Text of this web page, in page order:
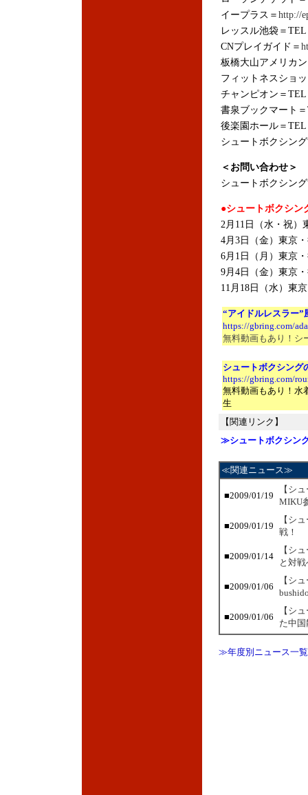
イープラス＝ http://
レッスル池袋＝TEL
CNプレイガイド＝
板橋大山アメリカ
フィットネスショ
チャンピオン＝TEL
書泉ブックマート
後楽園ホール＝TEL
シュートボクシン
＜お問い合わせ＞
シュートボクシン
●シュートボクシン
2月11日（水・祝）
4月3日（金）東京
6月1日（月）東京
9月4日（金）東京
11月18日（水）東
“アイドルレスラー”
https://gbring.com/
無料動画もあり！シ
シュートボクシング
https://gbring.com/
無料動画もあり！水
生
【関連リンク】
≫シュートボクシン
≪関連ニュース≫
■2009/01/19
【シ
MIKU
■2009/01/19
【シ
戦！
■2009/01/14
【シ
と対戦
■2009/01/06
【シ
■2009/01/06
【シ
た中
≫年度別ニュース一覧